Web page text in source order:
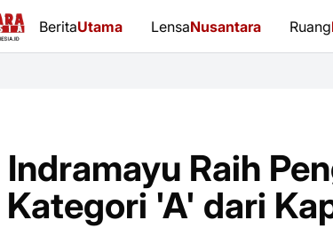
BeritaUtama LensaNusantara Ruang
Raih
'A' dari